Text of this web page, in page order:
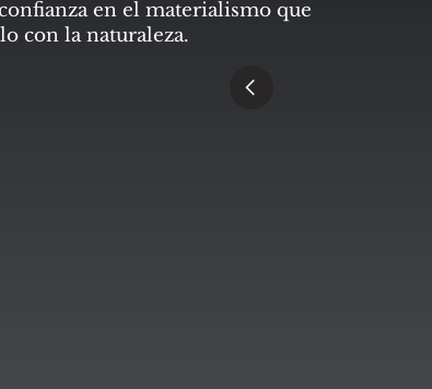
en el materialismo que
con la naturaleza.